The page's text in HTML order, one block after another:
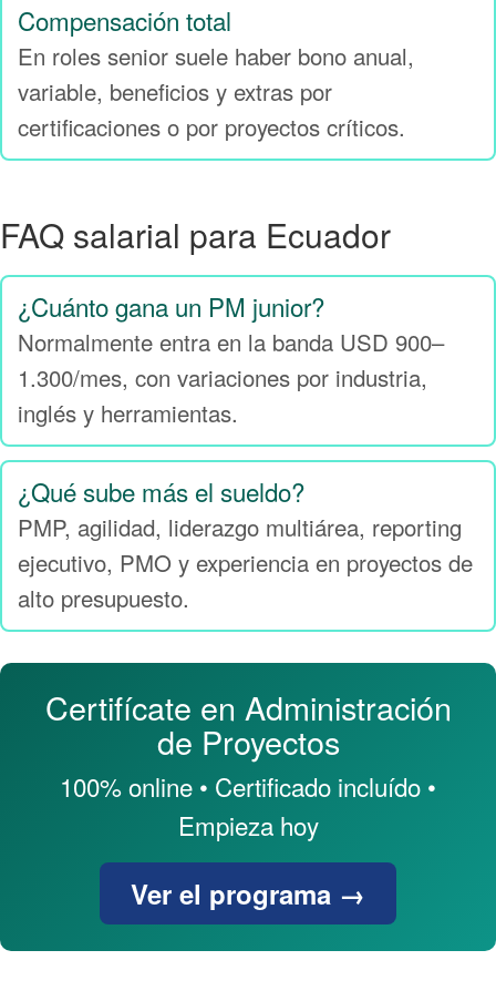
Compensación total
En roles senior suele haber bono anual,
variable, beneficios y extras por
certificaciones o por proyectos críticos.
FAQ salarial para Ecuador
¿Cuánto gana un PM junior?
Normalmente entra en la banda USD 900–
1.300/mes, con variaciones por industria,
inglés y herramientas.
¿Qué sube más el sueldo?
PMP, agilidad, liderazgo multiárea, reporting
ejecutivo, PMO y experiencia en proyectos de
alto presupuesto.
Certifícate en Administración
de Proyectos
100% online • Certificado incluído •
Empieza hoy
Ver el programa →